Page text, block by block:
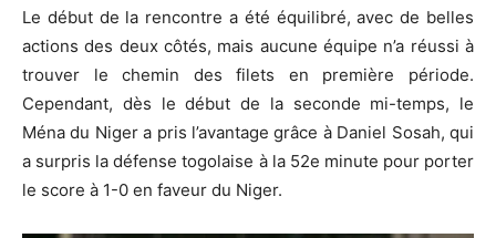
Le début de la rencontre a été équilibré, avec de belles
actions des deux côtés, mais aucune équipe n’a réussi à
trouver le chemin des filets en première période.
Cependant, dès le début de la seconde mi-temps, le
Ména du Niger a pris l’avantage grâce à Daniel Sosah, qui
a surpris la défense togolaise à la 52e minute pour porter
le score à 1-0 en faveur du Niger.